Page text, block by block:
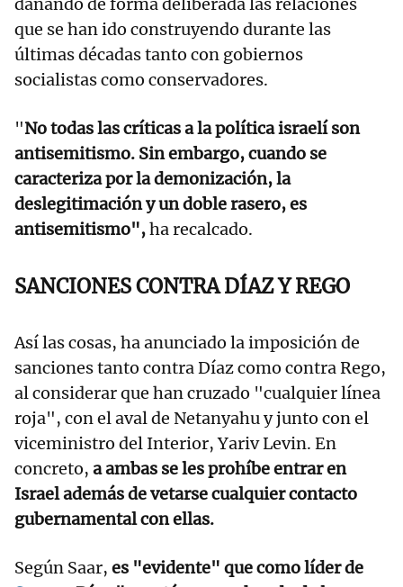
que se han ido construyendo durante las
últimas décadas tanto con gobiernos
socialistas como conservadores.
"No todas las críticas a la política israelí son
antisemitismo. Sin embargo, cuando se
caracteriza por la demonización, la
deslegitimación y un doble rasero, es
antisemitismo",ha recalcado.
SANCIONES CONTRA DÍAZ Y REGO
Así las cosas, ha anunciado la imposición de
sanciones tanto contra Díaz como contra Rego,
al considerar que han cruzado "cualquier línea
roja", con el aval de Netanyahu y junto con el
viceministro del Interior, Yariv Levin. En
concreto, a ambas se les prohíbe entrar en
Israel además de vetarse cualquier contacto
gubernamental con ellas.
Según Saar, es "evidente" que como líder de